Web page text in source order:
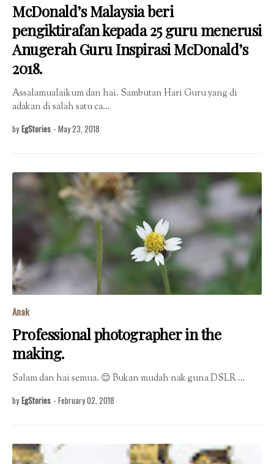
McDonald’s Malaysia beri
pengiktirafan kepada 25 guru menerusi
Anugerah Guru Inspirasi McDonald’s
2018.
Assalamualaikum dan hai. Sambutan Hari Guru yang di
adakan di salah satu ca…
by EgStories - May 23, 2018
Anak
Professional photographer in the
making.
Salam dan hai semua. 😊 Bukan mudah nak guna DSLR …
by EgStories - February 02, 2018